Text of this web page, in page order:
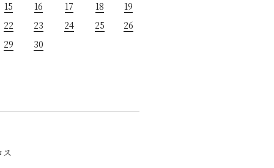
15 16 17 18
19
22 23 24 25
26
29
30
ス